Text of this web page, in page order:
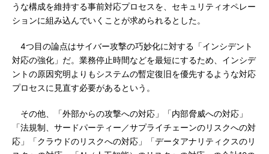
うな構成を維持する事前対応プロセスを、セキュリティオペレー
ションに組み込んでいくことが求められるとした。
4つ目の論点はサイバー攻撃の巧妙化に対する「インシデント
対応の強化」だ。業務停止時間などを最短にするため、インシデ
ントの原因究明よりもシステムの暫定復旧を優先するような対応
プロセスに見直す必要があるという。
その他、「外部からの攻撃への対応」「内部脅威への対応」
「法規制、サードパーティー／サプライチェーンのリスクへの対
応」「クラウドのリスクへの対応」「データアナリティクスのリ